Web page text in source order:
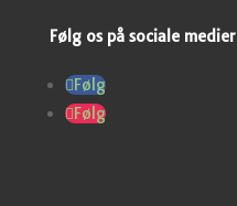
Følg os på sociale medier
Følg
Følg